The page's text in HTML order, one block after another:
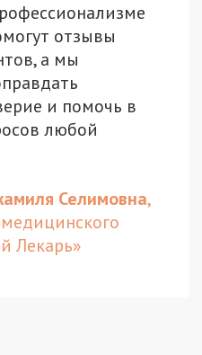
отзывы
а мы
и помочь в
любой
Селимовна,
Лекарь»